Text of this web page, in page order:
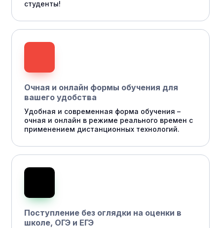
студенты!
Очная и онлайн формы обучения для
вашего удобства
Удобная и современная форма обучения –
очная и онлайн в режиме реального времен с
применением дистанционных технологий.
Поступление без оглядки на оценки в
школе, ОГЭ и ЕГЭ